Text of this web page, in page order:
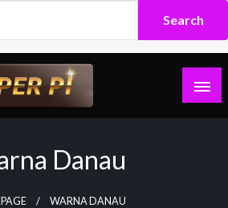
Danau
WARNA DANAU